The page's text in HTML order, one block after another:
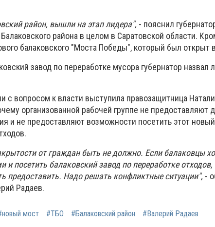
район, вышли на этап лидера", - пояснил
района в целом в Саратовской области.
балаковского "Моста Победы", который был открыт
завод по переработке мусора губернатор назвал
с вопросом к власти выступила правозащитница
организованной рабочей группе не предоставляют
и не предоставляют возможности посетить этот
от граждан быть не должно. Если балаковцы
и посетить балаковский завод по переработке
предоставить. Надо решать конфликтные ситуации", -
Радаев.
мост #ТБО #Балаковский район #Валерий Радаев